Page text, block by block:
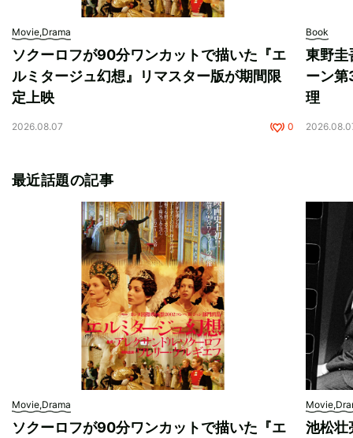
Movie,Drama
ソクーロフが90分ワンカットで描いた『エ
ルミタージュ幻想』リマスター版が期間限
定上映
2026.08.07 0
Book
東野圭
ーン第
理
最近話題の記事
Movie,Drama
ソクーロフが90分ワンカットで描いた『エ
池松壮